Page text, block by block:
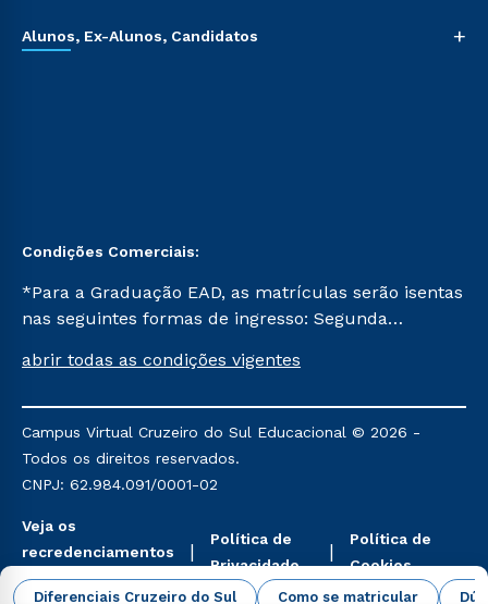
Diferenciais Cruzeiro do Sul Como se matricular
Alunos, Ex-Alunos, Candidatos +
Condições Comerciais:
*Para a Graduação EAD, as matrículas serão isentas
nas seguintes formas de ingresso: Segunda
Já para as demais, a taxa de matrícula será de R$
mencionadas são referentes aos cursos: Ensino
Religioso, Geografia para a Docência e Metodologia
do Ensino de História: Questões Atuais.
abrir todas as condições vigentes
Campus Virtual Cruzeiro do Sul Educacional © 2026 -
Todos os direitos reservados.
CNPJ: 62.984.091/0001-02
Veja os
recredenciamentos
aqui
Política de
Privacidade
Política de
Cookies